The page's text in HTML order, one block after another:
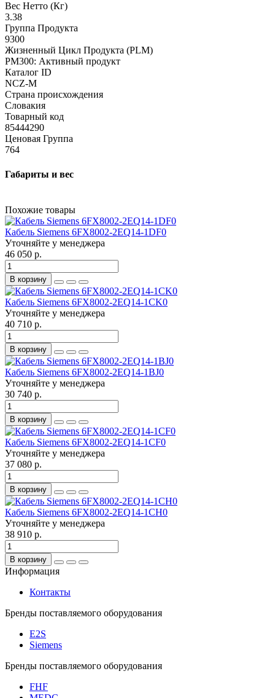
Вес Нетто (Кг)
3.38
Группа Продукта
9300
Жизненный Цикл Продукта (PLM)
PM300: Активный продукт
Каталог ID
NCZ-M
Страна происхождения
Словакия
Товарный код
85444290
Ценовая Группа
764
Габариты и вес
Похожие товары
Кабель Siemens 6FX8002-2EQ14-1DF0
Уточняйте у менеджера
46 050 р.
В корзину
Кабель Siemens 6FX8002-2EQ14-1CK0
Уточняйте у менеджера
40 710 р.
В корзину
Кабель Siemens 6FX8002-2EQ14-1BJ0
Уточняйте у менеджера
30 740 р.
В корзину
Кабель Siemens 6FX8002-2EQ14-1CF0
Уточняйте у менеджера
37 080 р.
В корзину
Кабель Siemens 6FX8002-2EQ14-1CH0
Уточняйте у менеджера
38 910 р.
В корзину
Информация
Контакты
Бренды поставляемого оборудования
E2S
Siemens
Бренды поставляемого оборудования
FHF